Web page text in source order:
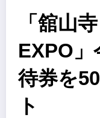
「舘山
EXPO」
待券を
ト